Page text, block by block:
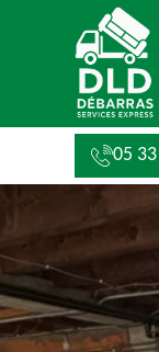
05